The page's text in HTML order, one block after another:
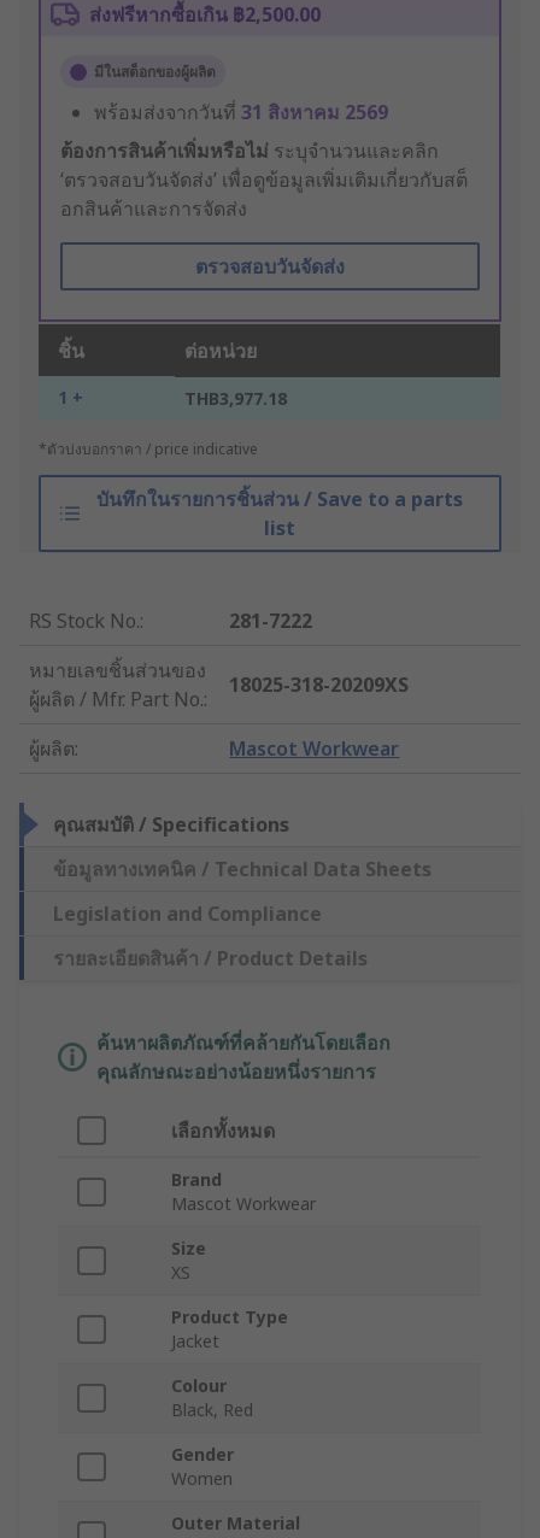
ส่งฟรีหากซื้อเกิน ฿2,500.00
มีในสต็อกของผู้ผลิต
พร้อมส่งจากวันที่ 31 สิงหาคม 2569
ต้องการสินค้าเพิ่มหรือไม่ ระบุจำนวนและคลิก
‘ตรวจสอบวันจัดส่ง’ เพื่อดูข้อมูลเพิ่มเติมเกี่ยวกับสต็
อกสินค้าและการจัดส่ง
ตรวจสอบวันจัดส่ง
ชิ้น ต่อหน่วย
1 + THB3,977.18
*ตัวบ่งบอกราคา / price indicative
บันทึกในรายการชิ้นส่วน / Save to a parts
list
RS Stock No.:
281-7222
หมายเลขชิ้นส่วนของ
ผู้ผลิต / Mfr. Part No.:
18025-318-20209XS
ผู้ผลิต: Mascot Workwear
คุณสมบัติ / Specifications
ข้อมูลทางเทคนิค / Technical Data Sheets
Legislation and Compliance
รายละเอียดสินค้า / Product Details
ค้นหาผลิตภัณฑ์ที่คล้ายกันโดยเลือก
คุณลักษณะอย่างน้อยหนึ่งรายการ
เลือกทั้งหมด
Brand
Mascot Workwear
Size
XS
Product Type
Jacket
Colour
Black, Red
Gender
Women
Outer Material